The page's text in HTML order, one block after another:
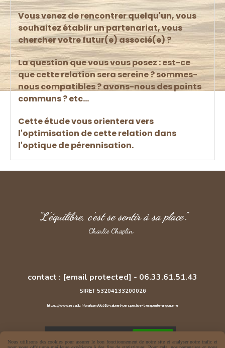
Vous venez de rencontrer quelqu'un, vous
souhaitez établir un partenariat, vous
chercher votre futur(e) associé(e) ?
La question que vous vous posez : est-ce
que cette relation sera sereine ? sommes-
nous compatibles ? avons-nous des points
communs ? etc...
Cette étude vous orientera vers
l'optimisation de cette relation dans
l'optique de pérennisation.
"L'équilibre, c'est se sentir à sa place".
Charlie Chaplin.
contact : [email protected] - 06.33.61.51.43
SIRET 53204133200026
https://www.resalib.fr/praticien/66516-cabinet-perspective-therapeute-angouleme
Nous utilisons des cookies pour assurer le bon fonctionnement de notre site et analyser notre trafic et